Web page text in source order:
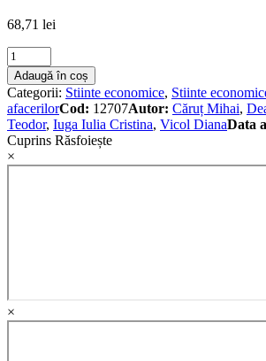
68,71 lei
Investitii.
Finantarea
investitiilor.
Teorie.
Studii
de
caz.
Monografie
Adaugă în coș
Categorii: Stiinte economice, Stiinte
afacerilorCod: 12707Autor: Căruț Mihai,
Teodor, Iuga Iulia Cristina, Vicol DianaData
Cuprins Răsfoiește
×
×